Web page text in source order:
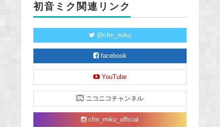
初音ミク関連リンク
@cfm_miku
facebook
YouTube
ニコニコチャンネル
cfm_miku_official